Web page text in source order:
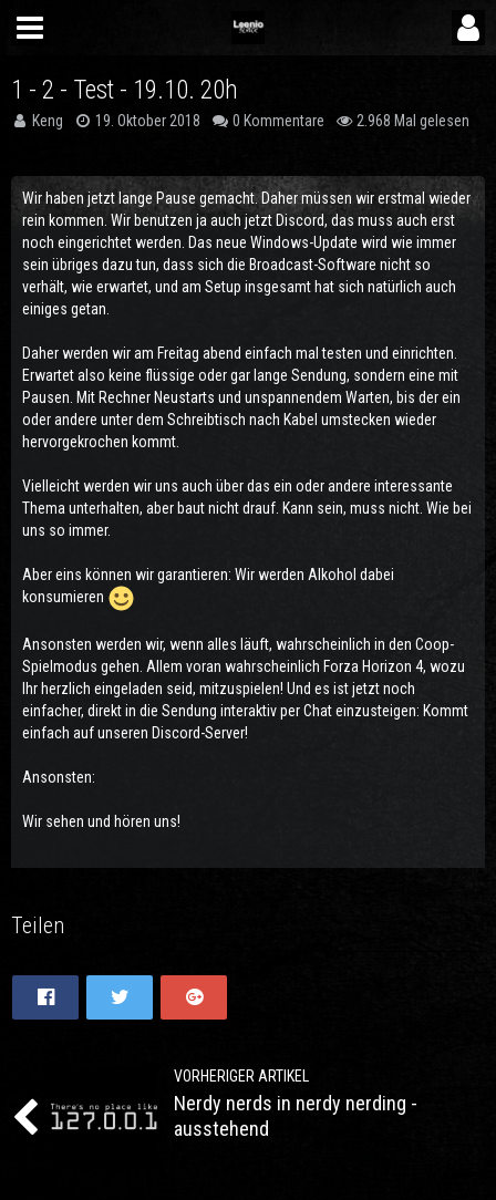
1 - 2 - Test - 19.10. 20h
Keng 19. Oktober 2018 0 Kommentare 2.968 Mal gelesen
Wir haben jetzt lange Pause gemacht. Daher müssen wir erstmal wieder
rein kommen. Wir benutzen ja auch jetzt Discord, das muss auch erst
noch eingerichtet werden. Das neue Windows-Update wird wie immer
sein übriges dazu tun, dass sich die Broadcast-Software nicht so
verhält, wie erwartet, und am Setup insgesamt hat sich natürlich auch
einiges getan.
Daher werden wir am Freitag abend einfach mal testen und einrichten.
Erwartet also keine flüssige oder gar lange Sendung, sondern eine mit
Pausen. Mit Rechner Neustarts und unspannendem Warten, bis der ein
oder andere unter dem Schreibtisch nach Kabel umstecken wieder
hervorgekrochen kommt.
Vielleicht werden wir uns auch über das ein oder andere interessante
Thema unterhalten, aber baut nicht drauf. Kann sein, muss nicht. Wie bei
uns so immer.
Aber eins können wir garantieren: Wir werden Alkohol dabei
konsumieren
Ansonsten werden wir, wenn alles läuft, wahrscheinlich in den Coop-
Spielmodus gehen. Allem voran wahrscheinlich Forza Horizon 4, wozu
Ihr herzlich eingeladen seid, mitzuspielen! Und es ist jetzt noch
einfacher, direkt in die Sendung interaktiv per Chat einzusteigen: Kommt
einfach auf unseren Discord-Server!
Ansonsten:
Wir sehen und hören uns!
Teilen
VORHERIGER ARTIKEL
Nerdy nerds in nerdy nerding -
ausstehend